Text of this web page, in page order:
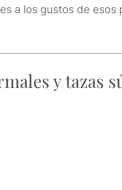
a los gustos de
y tazas